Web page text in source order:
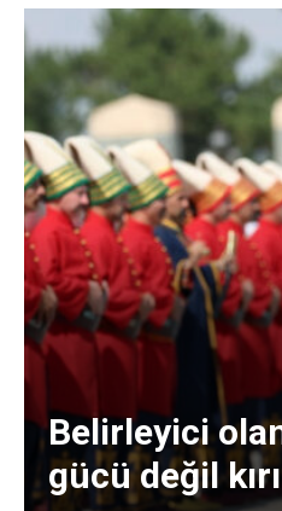
Belirleyici olan
gücü değil